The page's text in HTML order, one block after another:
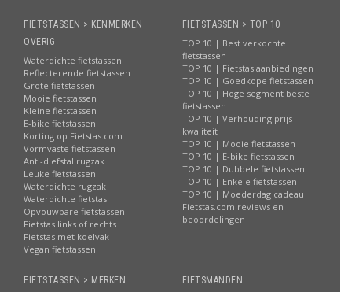
FIETSTASSEN > KENMERKEN
OVERIG
Waterdichte fietstassen
Reflecterende fietstassen
Grote fietstassen
Mooie fietstassen
Kleine fietstassen
E-bike fietstassen
Korting op Fietstas.com
Vormvaste fietstassen
Anti-diefstal rugzak
Leuke fietstassen
Waterdichte rugzak
Waterdichte fietstas
Opvouwbare fietstassen
Fietstas links of rechts
Fietstas met koelvak
Vegan fietstassen
FIETSTASSEN > TOP 10
TOP 10 | Best verkochte
fietstassen
TOP 10 | Fietstas aanbiedingen
TOP 10 | Goedkope fietstassen
TOP 10 | Hoge segment beste
fietstassen
TOP 10 | Verhouding prijs-
kwaliteit
TOP 10 | Mooie fietstassen
TOP 10 | E-bike fietstassen
TOP 10 | Dubbele fietstassen
TOP 10 | Enkele fietstassen
TOP 10 | Moederdag cadeau
Fietstas.com reviews en
beoordelingen
FIETSTASSEN > MERKEN FIETSMANDEN